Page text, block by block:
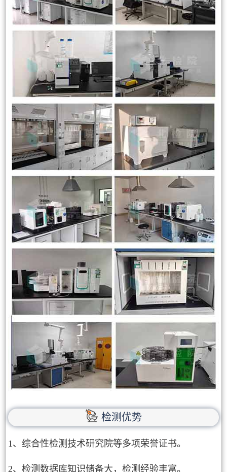
检测优势
1、综合性检测技术研究院等多项荣誉证书。
2、检测数据库知识储备大，检测经验丰富。